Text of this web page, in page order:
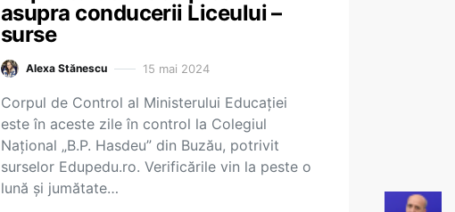
asupra conducerii Liceului –
surse
Alexa Stănescu 15 mai 2024
Corpul de Control al Ministerului Educației
este în aceste zile în control la Colegiul
Național „B.P. Hasdeu” din Buzău, potrivit
surselor Edupedu.ro. Verificările vin la peste o
lună și jumătate…